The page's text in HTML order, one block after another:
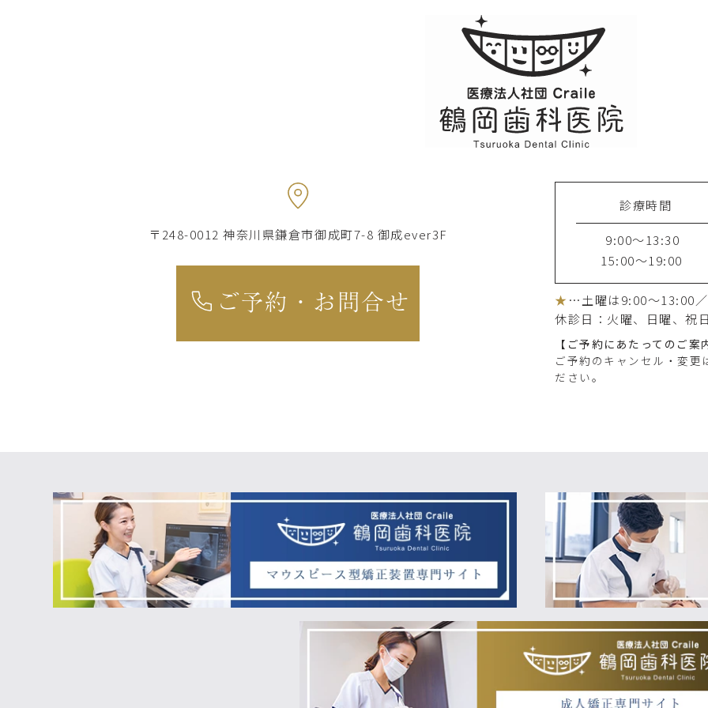
〒248-0012 神奈川県鎌倉市御成町7-8 御成ever3F
ご予約・お問合せ
診療時間
9:00～13:30
15:00～19:00
★ …土曜は9:00～13:00
休診日：火曜、日曜、祝
【ご予約にあたってのご案
ご予約のキャンセル・変
ださい。